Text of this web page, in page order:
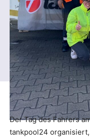
Der Tag des Fahrers
tankpool24